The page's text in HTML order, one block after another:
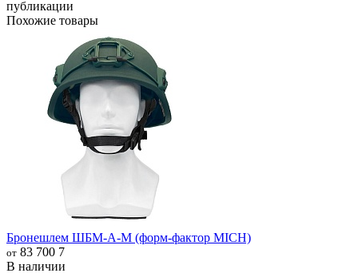
публикации
Похожие товары
Бронешлем ШБМ-А-М (форм-фактор MICH)
от 83 700 7
В наличии